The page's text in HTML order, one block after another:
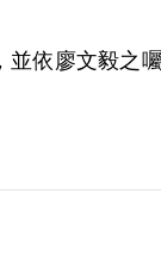
依廖文毅之
溫進家中討論
「意圖以非法
，並不認為臺